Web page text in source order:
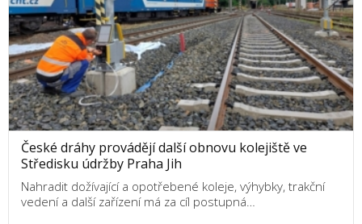
České dráhy provádějí další obnovu kolejiště ve
Středisku údržby Praha Jih
Nahradit dožívající a opotřebené koleje, výhybky, trakční
vedení a další zařízení má za cíl postupná…